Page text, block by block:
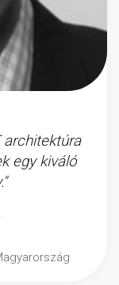
architektúra
egy kiváló